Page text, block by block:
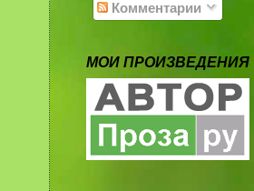
Комментарии
МОИ ПРОИЗВЕДЕНИЯ